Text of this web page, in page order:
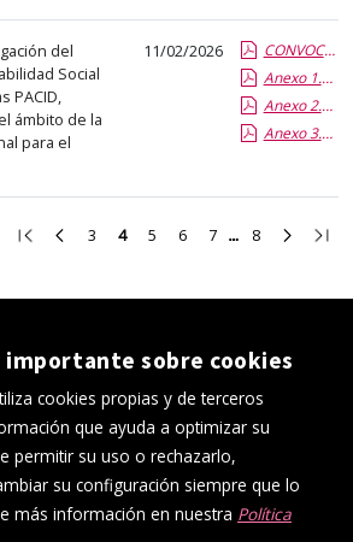
del
Social
PACID,
ámbito de la
para el
11/02/2026
CONVOCATORIA PACID 2026.report.pdf.pdf
Anexo 1.pdf.pdf
Anexo 2.pdf.pdf
Anexo 3.pdf.pdf
Ir
primera
Ir
página
3Ir
página
4 5
página
6Ir
página
7Ir
página
8Ir
página
Ir
página
Ir
sobre cookies
cookies propias y de terceros
que ayuda a optimizar su
permitir su uso o rechazarlo,
su configuración siempre que lo
más información en nuestra Política